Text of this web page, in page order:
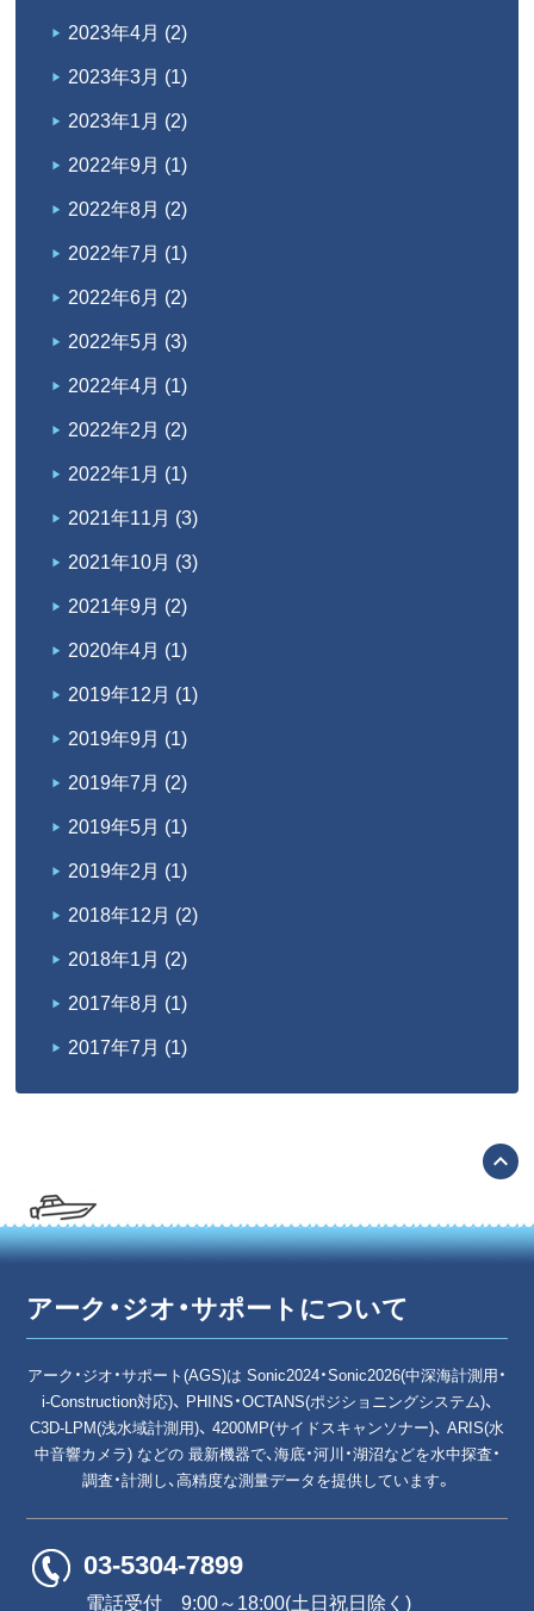
2023年4月 (2)
2023年3月 (1)
2023年1月 (2)
2022年9月 (1)
2022年8月 (2)
2022年7月 (1)
2022年6月 (2)
2022年5月 (3)
2022年4月 (1)
2022年2月 (2)
2022年1月 (1)
2021年11月 (3)
2021年10月 (3)
2021年9月 (2)
2020年4月 (1)
2019年12月 (1)
2019年9月 (1)
2019年7月 (2)
2019年5月 (1)
2019年2月 (1)
2018年12月 (2)
2018年1月 (2)
2017年8月 (1)
2017年7月 (1)
expand_less
アーク・ジオ・サポートについて
アーク・ジオ・サポート(AGS)は Sonic2024・Sonic2026(中深海計測用・
i-Construction対応)、 PHINS・OCTANS(ポジショニングシステム)、
C3D-LPM(浅水域計測用)、 4200MP(サイドスキャンソナー)、 ARIS(水
中音響カメラ) などの 最新機器で、海底・河川・湖沼などを水中探査・
調査・計測し、高精度な測量データを提供しています。
03-5304-7899
電話受付 9:00～18:00(土日祝日除く)